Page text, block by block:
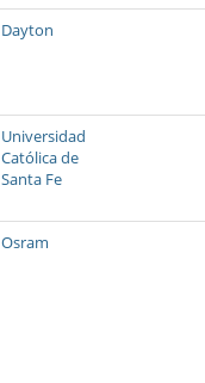
Dayton
Universidad
Católica de
Santa Fe
Osram